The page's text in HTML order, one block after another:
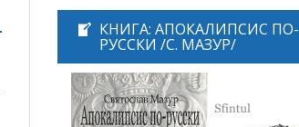
КНИГА: АПОКАЛИПСИС ПО-
РУССКИ /С. МАЗУР/